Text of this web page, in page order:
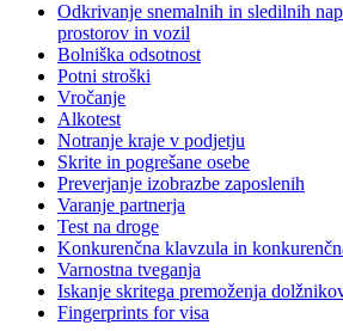
Odkrivanje snemalnih in sledilnih
prostorov in vozil
Bolniška odsotnost
Potni stroški
Vročanje
Alkotest
Notranje kraje v podjetju
Skrite in pogrešane osebe
Preverjanje izobrazbe zaposlenih
Varanje partnerja
Test na droge
Konkurenčna klavzula in
Varnostna tveganja
Iskanje skritega premoženja
Fingerprints for visa